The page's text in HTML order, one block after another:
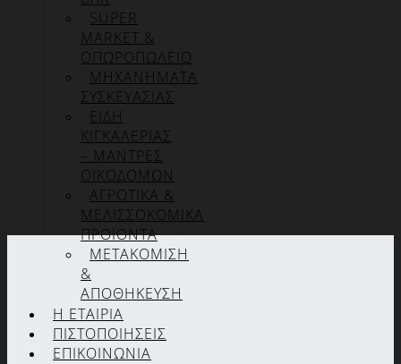
SUPER
MARKET &
ΟΠΩΡΟΠΩΛΕΙΟ
ΜΗΧΑΝΗΜΑΤΑ
ΣΥΣΚΕΥΑΣΙΑΣ
ΕΙΔΗ
ΚΙΓΚΑΛΕΡΙΑΣ
– ΜΑΝΤΡΕΣ
ΟΙΚΟΔΟΜΩΝ
ΑΓΡΟΤΙΚΑ &
ΜΕΛΙΣΣΟΚΟΜΙΚΑ
ΠΡΟΪΟΝΤΑ
ΜΕΤΑΚΟΜΙΣΗ
&
ΑΠΟΘΗΚΕΥΣΗ
Η ΕΤΑΙΡΊΑ
ΠΙΣΤΟΠΟΙΉΣΕΙΣ
ΕΠΙΚΟΙΝΩΝΊΑ